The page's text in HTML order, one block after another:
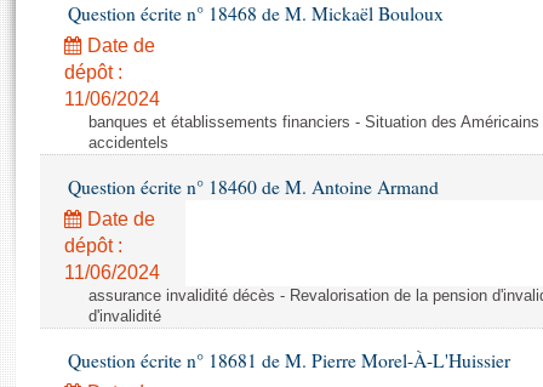
Projets de loi
Propositions de loi
Amendements
Textes adoptés
Rapports législatifs
Rapports sur l'application des lois
Baromètre de l’application des lois
Dossiers législatifs
Histoire
Juniors
Anciennes législatures
Contacts et plan d'accès
Photos libres de droit
Question écrite n° 18468 de M. Mickaël Bouloux
Date de
dépôt :
11/06/2024
banques et établissements financiers - Situation des
accidentels
Question écrite n° 18460 de M. Antoine Armand
Date de
dépôt :
11/06/2024
assurance invalidité décès - Revalorisation de la pension
d'invalidité
Question écrite n° 18681 de M. Pierre Morel-À-L'Huissier